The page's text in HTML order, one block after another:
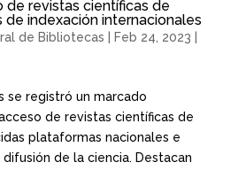
de revistas científicas de
de indexación internacionales
de Bibliotecas Feb 24, 2023
se registró un marcado
de revistas científicas de
plataformas nacionales e
de la ciencia. Destacan